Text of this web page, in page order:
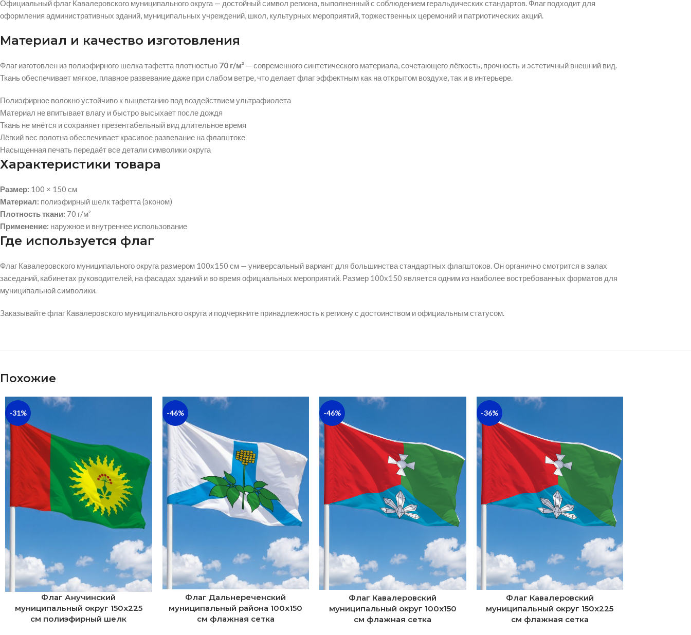
Официальный флаг Кавалеровского муниципального округа — достойный символ региона, выполненный с соблюдением геральдических стандартов. Флаг подходит для
оформления административных зданий, муниципальных учреждений, школ, культурных мероприятий, торжественных церемоний и патриотических акций.
Материал и качество изготовления
Флаг изготовлен из полиэфирного шелка тафетта плотностью 70 г/м² — современного синтетического материала, сочетающего лёгкость, прочность и эстетичный внешний вид.
Ткань обеспечивает мягкое, плавное развевание даже при слабом ветре, что делает флаг эффектным как на открытом воздухе, так и в интерьере.
Полиэфирное волокно устойчиво к выцветанию под воздействием ультрафиолета
Материал не впитывает влагу и быстро высыхает после дождя
Ткань не мнётся и сохраняет презентабельный вид длительное время
Лёгкий вес полотна обеспечивает красивое развевание на флагштоке
Насыщенная печать передаёт все детали символики округа
Характеристики товара
Размер: 100 × 150 см
Материал: полиэфирный шелк тафетта (эконом)
Плотность ткани: 70 г/м²
Применение: наружное и внутреннее использование
Где используется флаг
Флаг Кавалеровского муниципального округа размером 100х150 см — универсальный вариант для большинства стандартных флагштоков. Он органично смотрится в залах
заседаний, кабинетах руководителей, на фасадах зданий и во время официальных мероприятий. Размер 100х150 является одним из наиболее востребованных форматов для
муниципальной символики.
Заказывайте флаг Кавалеровского муниципального округа и подчеркните принадлежность к региону с достоинством и официальным статусом.
Похожие
-31%
Флаг Анучинский
муниципальный округ 150х225
см полиэфирный шелк
-46%
Флаг Дальнереченский
муниципальный района 100х150
см флажная сетка
-46%
Флаг Кавалеровский
муниципальный округ 100х150
см флажная сетка
-36%
Флаг Кавалеровский
муниципальный округ 150х225
см флажная сетка